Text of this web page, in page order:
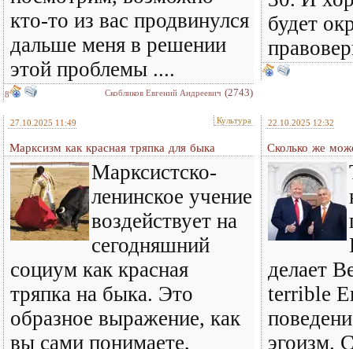
кто-то из вас продвинулся
дальше меня в решении
этой проблемы ....
8 Скобликов Евгений Андреевич (2743)
будет
27.10.2025 11:49 Культура
Марксизм как красная тряпка для быка
Марксистско-
ленинское учение
воздействует на
сегодняшний
социум как красная
тряпка на быка. Это
образное выражение, как
вы сами понимаете,
22.10.2025 12:32
Сколько же
делает
terrible
эгоизм.